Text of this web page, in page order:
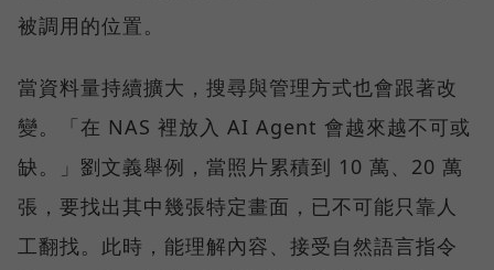
被調用的位置。
當資料量持續擴大，搜尋與管理方式也會跟著改
變。「在 NAS 裡放入 AI Agent 會越來越不可或
缺。」劉文義舉例，當照片累積到 10 萬、20 萬
張，要找出其中幾張特定畫面，已不可能只靠人
工翻找。此時，能理解內容、接受自然語言指令